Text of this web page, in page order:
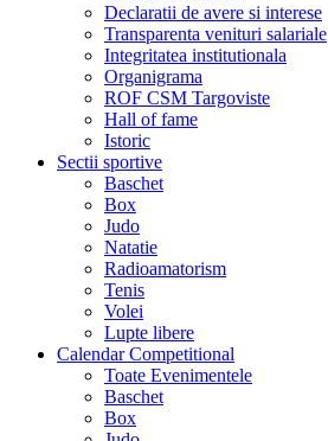
Declaratii de avere si interese
Transparenta venituri salariale
Integritatea institutionala
Organigrama
ROF CSM Targoviste
Hall of fame
Istoric
Sectii sportive
Baschet
Box
Judo
Natatie
Radioamatorism
Tenis
Volei
Lupte libere
Calendar Competitional
Toate Evenimentele
Baschet
Box